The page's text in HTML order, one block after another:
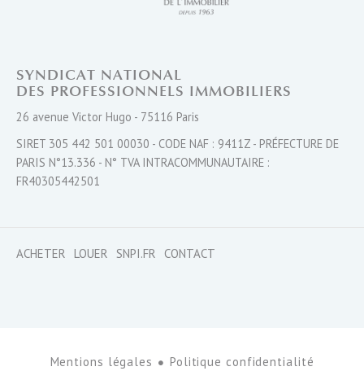
SYNDICAT NATIONAL
DES PROFESSIONNELS IMMOBILIERS
26 avenue Victor Hugo - 75116 Paris
SIRET 305 442 501 00030 - CODE NAF : 9411Z - PRÉFECTURE DE
PARIS N°13.336 - N° TVA INTRACOMMUNAUTAIRE :
FR40305442501
ACHETER LOUER SNPI.FR CONTACT
Mentions légales
Politique confidentialité